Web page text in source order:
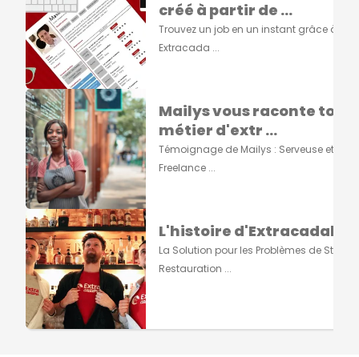
créé à partir de ...
Trouvez un job en un instant grâce à
Extracada ...
Mailys vous raconte tout
métier d'extr ...
Témoignage de Mailys : Serveuse et
Freelance ...
L'histoire d'Extracadabra
La Solution pour les Problèmes de Staff
Restauration ...